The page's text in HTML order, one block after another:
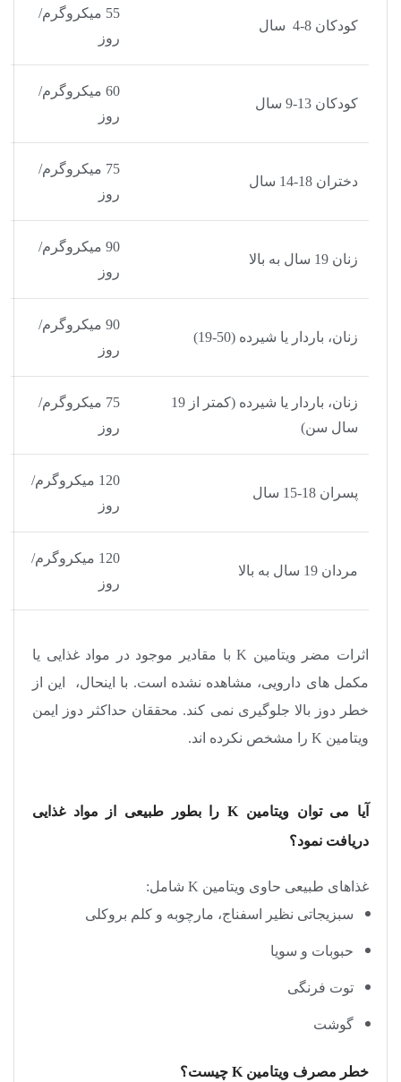
کودکان 8-4 سال
55 میکروگرم/
روز
کودکان 13-9 سال
60 میکروگرم/
روز
دختران 18-14 سال
75 میکروگرم/
روز
زنان 19 سال به بالا
90 میکروگرم/
روز
زنان، باردار یا شیرده (50-19)
90 میکروگرم/
روز
زنان، باردار یا شیرده (کمتر از 19
سال سن)
75 میکروگرم/
روز
پسران 18-15 سال
120 میکروگرم/
روز
مردان 19 سال به بالا
120 میکروگرم/
روز
اثرات مضر ویتامین Kبا مقادیر موجود در مواد غذایی یا
مکمل های دارویی، مشاهده نشده است. با اینحال، این از
خطر دوز بالا جلوگیری نمی کند. محققان حداکثر دوز ایمن
ویتامین K را مشخص نکرده اند.
آیا می توان ویتامین Kرا بطور طبیعی از مواد غذایی
دریافت نمود؟
غذاهای طبیعی حاوی ویتامین K شامل:
سبزیجاتی نظیر اسفناج، مارچوبه و کلم بروکلی
حبوبات و سویا
توت فرنگی
گوشت
خطر مصرف ویتامین K چیست؟